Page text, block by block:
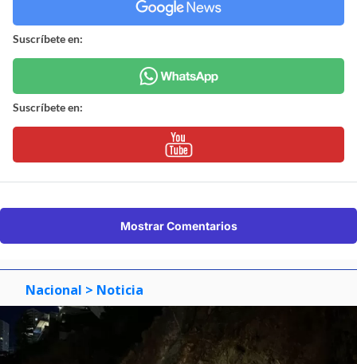
Suscríbete en:
Suscríbete en:
Mostrar Comentarios
Nacional > Noticia